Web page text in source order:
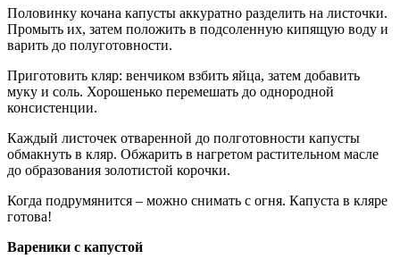
Половинку кочана капусты аккуратно разделить на листочки.
Промыть их, затем положить в подсоленную кипящую воду и
варить до полуготовности.
Приготовить кляр: венчиком взбить яйца, затем добавить
муку и соль. Хорошенько перемешать до однородной
консистенции.
Каждый листочек отваренной до полготовности капусты
обмакнуть в кляр. Обжарить в нагретом растительном масле
до образования золотистой корочки.
Когда подрумянится – можно снимать с огня. Капуста в кляре
готова!
Вареники с капустой